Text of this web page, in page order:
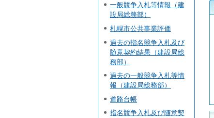
一般競争入札等情報（建
設局総務部）
札幌市公共事業評価
過去の指名競争入札及び
随意契約結果（建設局総
務部）
過去の一般競争入札等情
報（建設局総務部）
道路台帳
指名競争入札及び随意契